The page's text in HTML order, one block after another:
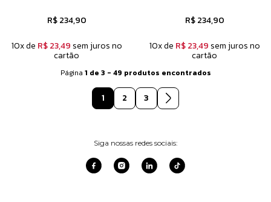
R$ 234,90
10x de R$ 23,49 sem juros no
cartão
R$ 234,90
10x de R$ 23,49 sem juros no
cartão
Página 1 de 3 - 49 produtos encontrados
1 2 3
Siga nossas redes sociais: